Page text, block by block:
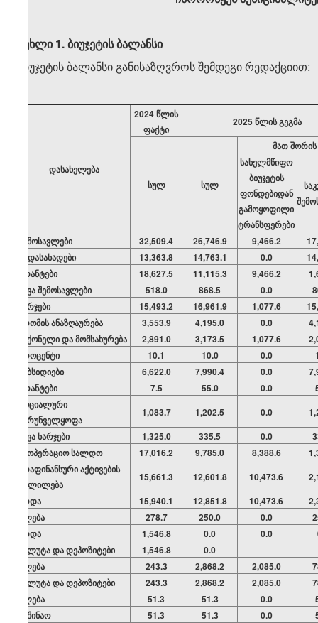
მუხლი 1. ბიუჯეტის ბალანსი
ბიუჯეტის ბალანსი განისაზღვროს შემდეგი რედაქციით:
დასახელება
2024 წლის
ფაქტი
2025 წლის გეგმა
სულ სულ
მათ შორის
სახელმწიფო
ბიუჯეტის
ფონდებიდან
გამოყოფილი
ტრანსფერები
შემოსავლები 32,509.4 26,746.9 9,466.2
გადასახადები
13,363.8 14,763.1 0.0
გრანტები
18,627.5 11,115.3 9,466.2
სხვა შემოსავლები
518.0 868.5 0.0
ხარჯები
15,493.2 16,961.9 1,077.6
შრომის ანაზღაურება
3,553.9 4,195.0 0.0
საქონელი და მომსახურება
2,891.0 3,173.5 1,077.6
პროცენტი
10.1 10.0 0.0
სუბსიდიები
6,622.0 7,990.4 0.0
გრანტები
7.5 55.0 0.0
სოციალური
უზრუნველყოფა
1,083.7 1,202.5 0.0
სხვა ხარჯები
1,325.0 335.5 0.0
საოპერაციო სალდო
17,016.2 9,785.0 8,388.6
არაფინანსური აქტივების
ცვლილება
15,661.3 12,601.8 10,473.6
ზრდა
15,940.1 12,851.8 10,473.6
კლება
278.7 250.0 0.0
ზრდა
1,546.8 0.0 0.0
ვალუტა და დეპოზიტები
1,546.8
0.0
კლება
243.3 2,868.2 2,085.0
ვალუტა და დეპოზიტები
243.3 2,868.2 2,085.0
კლება
51.3 51.3 0.0
საშინაო
51.3 51.3 0.0